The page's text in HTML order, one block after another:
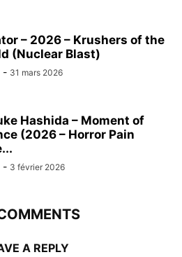
– 2026 – Krushers of the
(Nuclear Blast)
- 31 mars 2026
Hashida – Moment of
(2026 – Horror Pain
- 3 février 2026
A REPLY